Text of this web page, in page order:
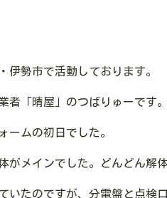
伊勢市で活動しております。
者「晴屋」のつばりゅーです。
ームの初日でした。
がメインでした。どんどん解
いたのですが、分電盤と点検